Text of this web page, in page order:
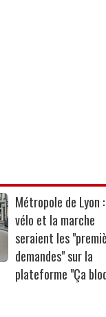
Métropole de Lyon
vélo et la marche
seraient les
demandes" sur la
plateforme "Ça